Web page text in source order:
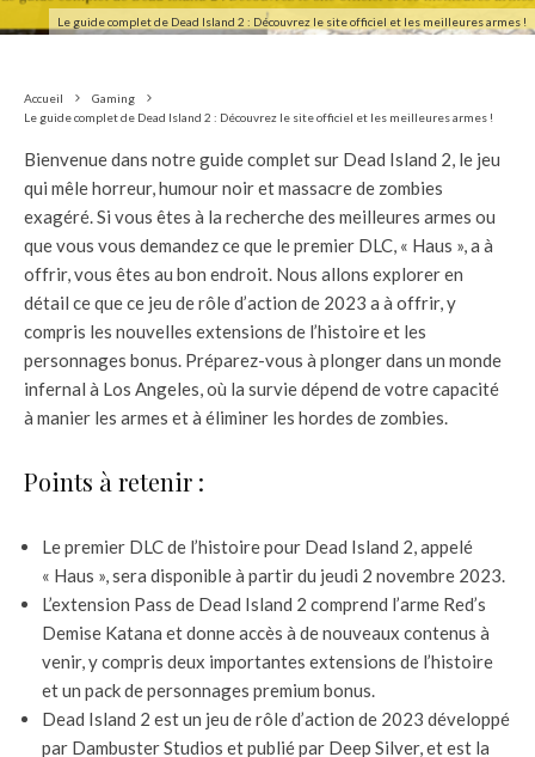
Le guide complet de Dead Island 2 : Découvrez le site officiel et les meilleures armes !
Accueil
Gaming
Le guide complet de Dead Island 2 : Découvrez le site officiel et les meilleures armes !
Bienvenue dans notre guide complet sur Dead Island 2, le jeu
qui mêle horreur, humour noir et massacre de zombies
exagéré. Si vous êtes à la recherche des meilleures armes ou
que vous vous demandez ce que le premier DLC, « Haus », a à
offrir, vous êtes au bon endroit. Nous allons explorer en
détail ce que ce jeu de rôle d’action de 2023 a à offrir, y
compris les nouvelles extensions de l’histoire et les
personnages bonus. Préparez-vous à plonger dans un monde
infernal à Los Angeles, où la survie dépend de votre capacité
à manier les armes et à éliminer les hordes de zombies.
Points à retenir :
Le premier DLC de l’histoire pour Dead Island 2, appelé
« Haus », sera disponible à partir du jeudi 2 novembre 2023.
L’extension Pass de Dead Island 2 comprend l’arme Red’s
Demise Katana et donne accès à de nouveaux contenus à
venir, y compris deux importantes extensions de l’histoire
et un pack de personnages premium bonus.
Dead Island 2 est un jeu de rôle d’action de 2023 développé
par Dambuster Studios et publié par Deep Silver, et est la